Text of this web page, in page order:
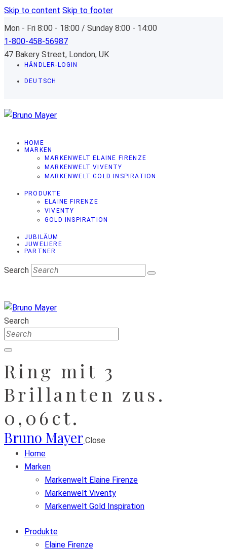
Skip to content Skip to footer
Mon - Fri 8:00 - 18:00 / Sunday 8:00 - 14:00
1-800-458-56987
47 Bakery Street, London, UK
HÄNDLER-LOGIN
DEUTSCH
HOME
MARKEN
MARKENWELT ELAINE FIRENZE
MARKENWELT VIVENTY
MARKENWELT GOLD INSPIRATION
PRODUKTE
ELAINE FIRENZE
VIVENTY
GOLD INSPIRATION
JUBILÄUM
JUWELIERE
PARTNER
Search
Search
Ring mit 3
Brillanten zus.
0,06ct.
Bruno Mayer Close
Home
Marken
Markenwelt Elaine Firenze
Markenwelt Viventy
Markenwelt Gold Inspiration
Produkte
Elaine Firenze